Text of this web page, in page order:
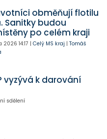
obměňují flotilu
Sanitky budou
po celém kraji
2026 14:17 | Celý MS kraj | Tomáš
vyzývá k darování
sdělení